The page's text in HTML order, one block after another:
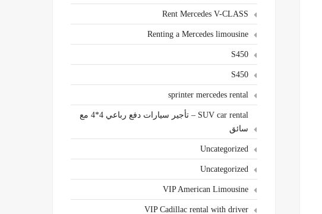
Rent Mercedes V-CLASS
Renting a Mercedes limousine
S450
S450
sprinter mercedes rental
SUV car rental – تأجير سيارات دفع رباعي 4*4 مع
سائق
Uncategorized
Uncategorized
VIP American Limousine
VIP Cadillac rental with driver